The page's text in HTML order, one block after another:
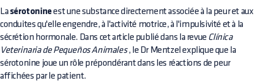
La sérotonineest une substance directement associée à la peur et aux
conduites qu'elle engendre, à l'activité motrice, à l'impulsivité et à la
sécrétion hormonale. Dans cet article publié dans la revue Clínica
Veterinaria de Pequeños Animales, le Dr Mentzel explique que la
sérotonine joue un rôle prépondérant dans les réactions de peur
affichées par le patient.